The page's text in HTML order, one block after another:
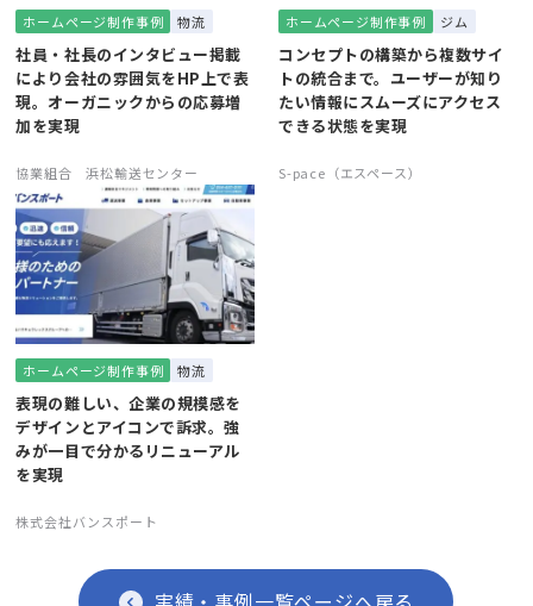
ホームページ制作事例 物流
社員・社長のインタビュー掲載
により会社の雰囲気をHP上で表
現。オーガニックからの応募増
加を実現
協業組合 浜松輸送センター
ホームページ制作事例 ジム
コンセプトの構築から複数サイ
トの統合まで。ユーザーが知り
たい情報にスムーズにアクセス
できる状態を実現
S-pace（エスペース）
ホームページ制作事例 物流
表現の難しい、企業の規模感を
デザインとアイコンで訴求。強
みが一目で分かるリニューアル
を実現
株式会社バンスポート